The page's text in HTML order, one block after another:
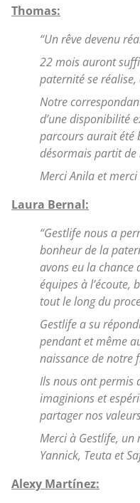
Thomas:
“Un rêve devenu
22 mois auront
paternité se réalise,
Notre
d’une disponibilité
parcours aurait été
désormais partit
Merci Anila et merci
Laura Bernal:
“Gestlife nous a
bonheur de la
avons eu la chance
équipes à l’écoute,
tout le long du
Gestlife a su
pendant et même
naissance de notre
Ils nous ont permis
imaginions et
partager nos
Merci à Gestlife, un
Yannick, Teuta et
Alexy Martínez: